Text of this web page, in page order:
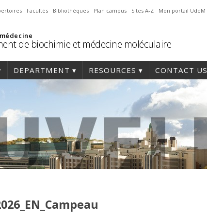
Facultés Bibliothèques Plan campus Sites A-Z Mon portail UdeM
de biochimie et médecine moléculaire
DEPARTMENT RESOURCES CONTACT US